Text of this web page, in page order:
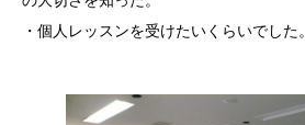
・個人レッスンを受けたいくらいでした。